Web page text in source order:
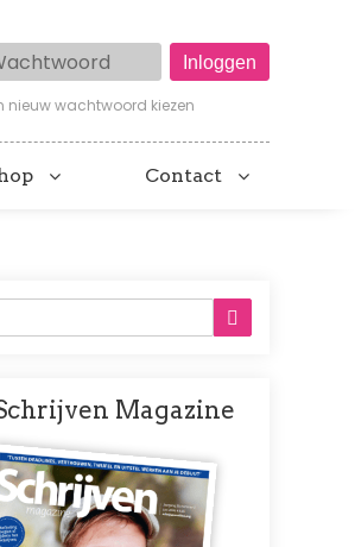
nieuw wachtwoord kiezen
Contact
Magazine